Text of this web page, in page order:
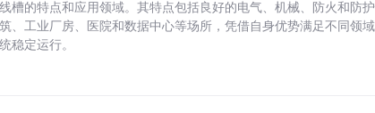
槽的特点和应用领域。其特点包括良好的电气、机械、防火和防
、工业厂房、医院和数据中心等场所，凭借自身优势满足不同领
稳定运行。